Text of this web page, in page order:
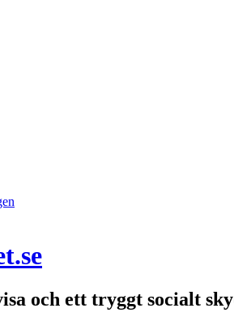
och ett tryggt socialt